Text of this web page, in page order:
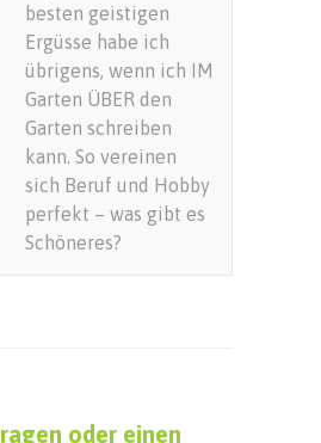
besten geistigen
Ergüsse habe ich
übrigens, wenn ich IM
Garten ÜBER den
Garten schreiben
kann. So vereinen
sich Beruf und Hobby
perfekt – was gibt es
Schöneres?
oder einen